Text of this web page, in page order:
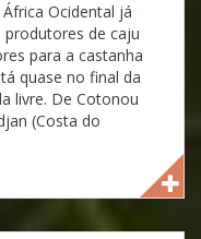
Ocidental já
produtores de caju
para a castanha
quase no final da
livre. De Cotonou
(Costa do